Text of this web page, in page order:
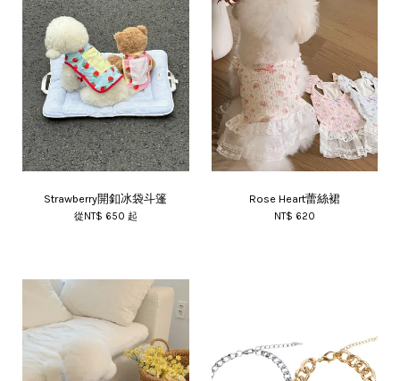
Strawberry開釦冰袋斗篷
從NT$ 650 起
Rose Heart蕾絲裙
NT$ 620